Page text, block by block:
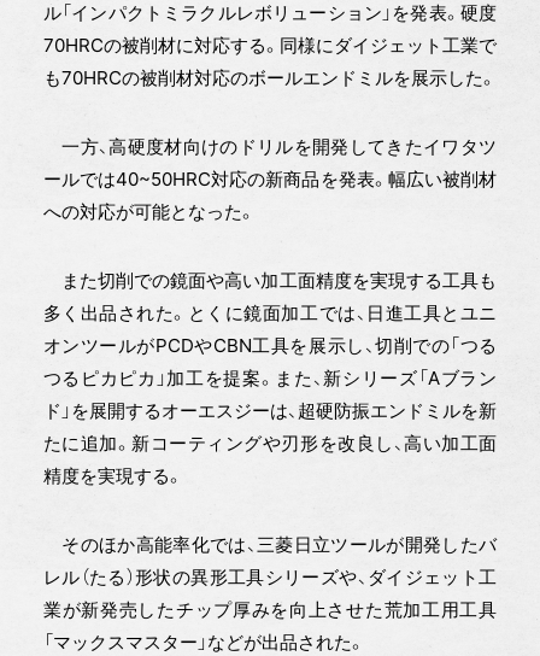
ル「インパクトミラクルレボリューション」を発表。硬度
70HRCの被削材に対応する。同様にダイジェット工業で
も70HRCの被削材対応のボールエンドミルを展示した。
一方、高硬度材向けのドリルを開発してきたイワタツ
ールでは40~50HRC対応の新商品を発表。幅広い被削材
への対応が可能となった。
また切削での鏡面や高い加工面精度を実現する工具も
多く出品された。とくに鏡面加工では、日進工具とユニ
オンツールがPCDやCBN工具を展示し、切削での「つる
つるピカピカ」加工を提案。また、新シリーズ「Aブラン
ド」を展開するオーエスジーは、超硬防振エンドミルを新
たに追加。新コーティングや刃形を改良し、高い加工面
精度を実現する。
そのほか高能率化では、三菱日立ツールが開発したバ
レル（たる）形状の異形工具シリーズや、ダイジェット工
業が新発売したチップ厚みを向上させた荒加工用工具
「マックスマスター」などが出品された。